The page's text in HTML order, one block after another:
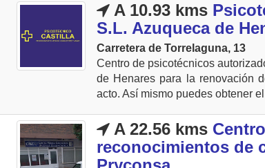
A 10.93 kms
S.L. Azuqueca de
Carretera de Torrelaguna, 13
Centro de psicotécnicos
de Henares para la renovación
acto. Así mismo puedes obtener el
A 22.56 kms
reconocimientos de